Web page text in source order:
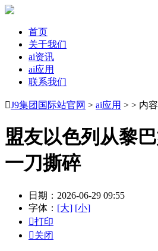
首页
关于我们
ai资讯
ai应用
联系我们
J9集团国际站官网 > ai应用 > > 内容
盟友以色列从黎
一刀撕碎
日期：2026-06-29 09:55
字体： [大] [小]
打印
关闭